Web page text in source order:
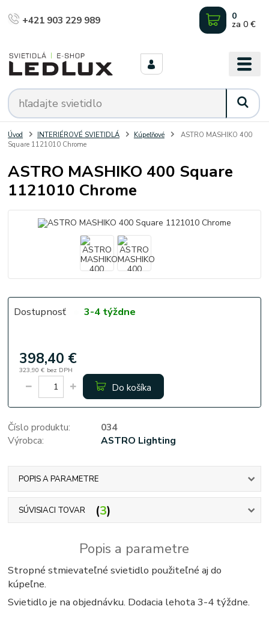
+421 903 229 989 0
za 0 €
Úvod INTERIÉROVÉ SVIETIDLÁ Kúpeľňové
ASTRO MASHIKO 400
Square 1121010 Chrome
ASTRO MASHIKO 400 Square
1121010 Chrome
Dostupnosť 3-4 týždne
398,40 €
323,90 € bez DPH
Do košíka
Číslo produktu:
034
Výrobca:
ASTRO Lighting
POPIS A PARAMETRE
SÚVISIACI TOVAR 3
Popis a parametre
Stropné stmievateľné svietidlo použiteľné aj do
kúpeľne.
Svietidlo je na objednávku. Dodacia lehota 3-4 týždne.